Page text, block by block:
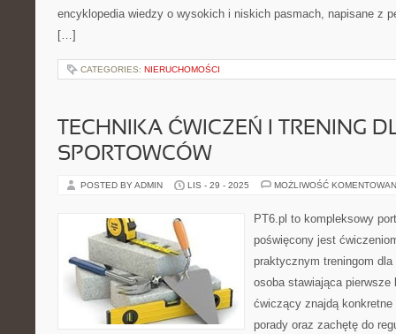
encyklopedia wiedzy o wysokich i niskich pasmach, napisane z
[…]
CATEGORIES: NIERUCHOMOŚCI
TECHNIKA ĆWICZEŃ I TRENING
SPORTOWCÓW
POSTED BY ADMIN LIS - 29 - 2025 MOŻLIWOŚĆ
PT6.pl to kompleksowy
poświęcony jest
praktycznym treningom
osoba stawiająca pierwsze
ćwiczący znajdą konkretne
porady oraz zachętę do